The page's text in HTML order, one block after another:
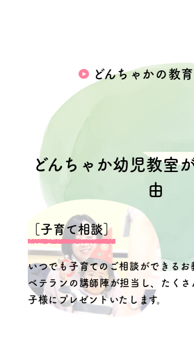
どんちゃかの教
どんちゃか幼児教室
由
［子育て相談］
いつでも子育てのご相談ができるお
ベテランの講師陣が担当し、たく
子様にプレゼントいたします。